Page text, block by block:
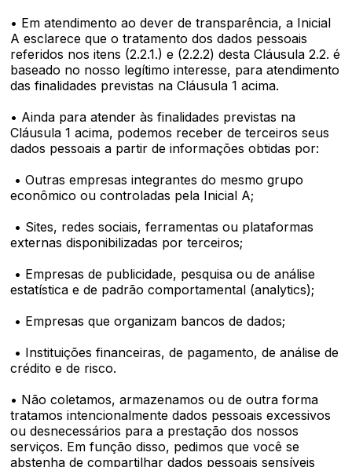
• Em atendimento ao dever de transparência, a Inicial
A esclarece que o tratamento dos dados pessoais
referidos nos itens (2.2.1.) e (2.2.2) desta Cláusula 2.2. é
baseado no nosso legítimo interesse, para atendimento
das finalidades previstas na Cláusula 1 acima.
• Ainda para atender às finalidades previstas na
Cláusula 1 acima, podemos receber de terceiros seus
dados pessoais a partir de informações obtidas por:
• Outras empresas integrantes do mesmo grupo
econômico ou controladas pela Inicial A;
• Sites, redes sociais, ferramentas ou plataformas
externas disponibilizadas por terceiros;
• Empresas de publicidade, pesquisa ou de análise
estatística e de padrão comportamental (analytics);
• Empresas que organizam bancos de dados;
• Instituições financeiras, de pagamento, de análise de
crédito e de risco.
• Não coletamos, armazenamos ou de outra forma
tratamos intencionalmente dados pessoais excessivos
ou desnecessários para a prestação dos nossos
serviços. Em função disso, pedimos que você se
abstenha de compartilhar dados pessoais sensíveis